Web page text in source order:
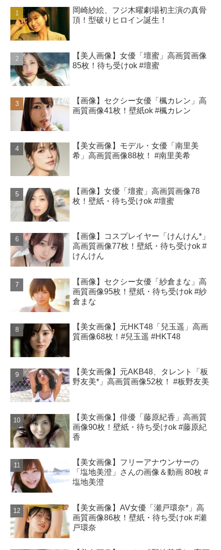
岡崎紗絵、フジ木曜劇場初主演の真骨
頂！型破りヒロイン誕生！
【美人画像】女優「壇蜜」高画質画像
85枚！待ち受けok #壇蜜
【画像】セクシー女優「楓カレン」高
画質画像41枚！壁紙ok #楓カレン
【美女画像】モデル・女優「南里美
希」高画質画像88枚！ #南里美希
【画像】女優「壇蜜」高画質画像78
枚！壁紙・待ち受けok #壇蜜
【画像】コスプレイヤー「けんけん*」
高画質画像77枚！壁紙・待ち受けok #
けんけん
【画像】セクシー女優「紗倉まな」高
画質画像95枚！壁紙・待ち受けok #紗
倉まな
【美女画像】元HKT48「兒玉遥」高画
質画像68枚！#兒玉遥 #HKT48
【美女画像】元AKB48、タレント「板
野友美*」高画質画像52枚！ #板野友美
【美女画像】俳優「藤原紀香」高画質
画像90枚！壁紙・待ち受けok #藤原紀
香
【美女画像】フリーアナウンサーの
「塩地美澄」さんの画像＆動画 80枚 #
塩地美澄
【美女画像】AV女優「瀬戸環奈*」高
画質画像86枚！壁紙・待ち受けok #瀬
戸環奈